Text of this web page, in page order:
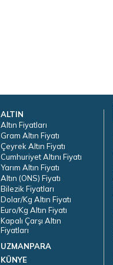
ALTIN
Altın Fiyatları
Gram Altın Fiyatı
Çeyrek Altın Fiyatı
Cumhuriyet Altını Fiyatı
Yarım Altın Fiyatı
Altın (ONS) Fiyatı
Bilezik Fiyatları
Dolar/Kg Altın Fiyatı
Euro/Kg Altın Fiyatı
Kapalı Çarşı Altın
Fiyatları
UZMANPARA
KÜNYE